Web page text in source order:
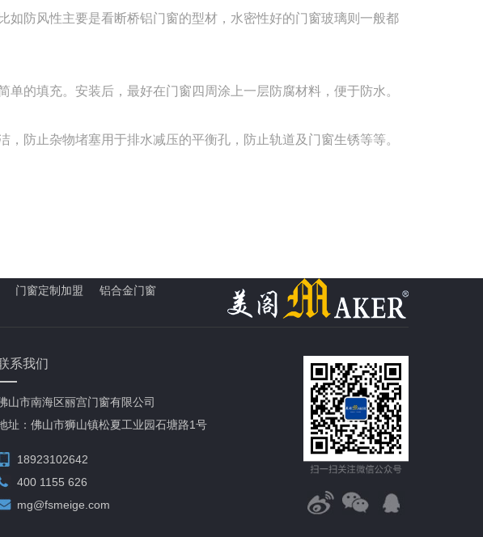
如防风性主要是看断桥铝门窗的型材，水密性好的门窗玻璃则一般都
单的填充。安装后，最好在门窗四周涂上一层防腐材料，便于防水。
，防止杂物堵塞用于排水减压的平衡孔，防止轨道及门窗生锈等等。
门窗定制加盟
铝合金门窗
系我们
山市南海区丽宫门窗有限公司
址：佛山市狮山镇松夏工业园石塘路1号
18923102642
400 1155 626
mg@fsmeige.com